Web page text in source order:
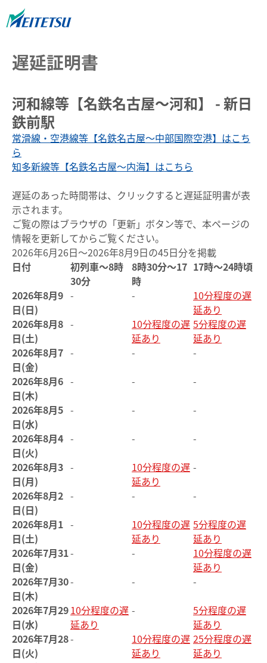
遅延証明書
河和線等【名鉄名古屋～河和】 - 新日
鉄前駅
常滑線・空港線等【名鉄名古屋～中部国際空港】はこち
ら
知多新線等【名鉄名古屋～内海】はこちら
遅延のあった時間帯は、クリックすると遅延証明書が表
示されます。
ご覧の際はブラウザの「更新」ボタン等で、本ページの
情報を更新してからご覧ください。
2026年6月26日～2026年8月9日の45日分を掲載
日付
初列車～8時
30分
8時30分～17
時
17時～24時頃
2026年8月9
日(日)
- -
10分程度の遅
延あり
2026年8月8
日(土)
-
10分程度の遅
延あり
5分程度の遅
延あり
2026年8月7
日(金)
- -
-
2026年8月6
日(木)
- -
-
2026年8月5
日(水)
- -
-
2026年8月4
日(火)
- -
-
2026年8月3
日(月)
-
10分程度の遅
延あり
-
2026年8月2
日(日)
- -
-
2026年8月1
日(土)
-
10分程度の遅
延あり
5分程度の遅
延あり
2026年7月31
日(金)
- -
10分程度の遅
延あり
2026年7月30
日(木)
- -
-
2026年7月29
日(水)
10分程度の遅
延あり
-
5分程度の遅
延あり
2026年7月28
日(火)
-
10分程度の遅
延あり
25分程度の遅
延あり